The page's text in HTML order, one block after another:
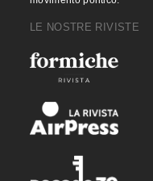
LE NOSTRE RIVISTE